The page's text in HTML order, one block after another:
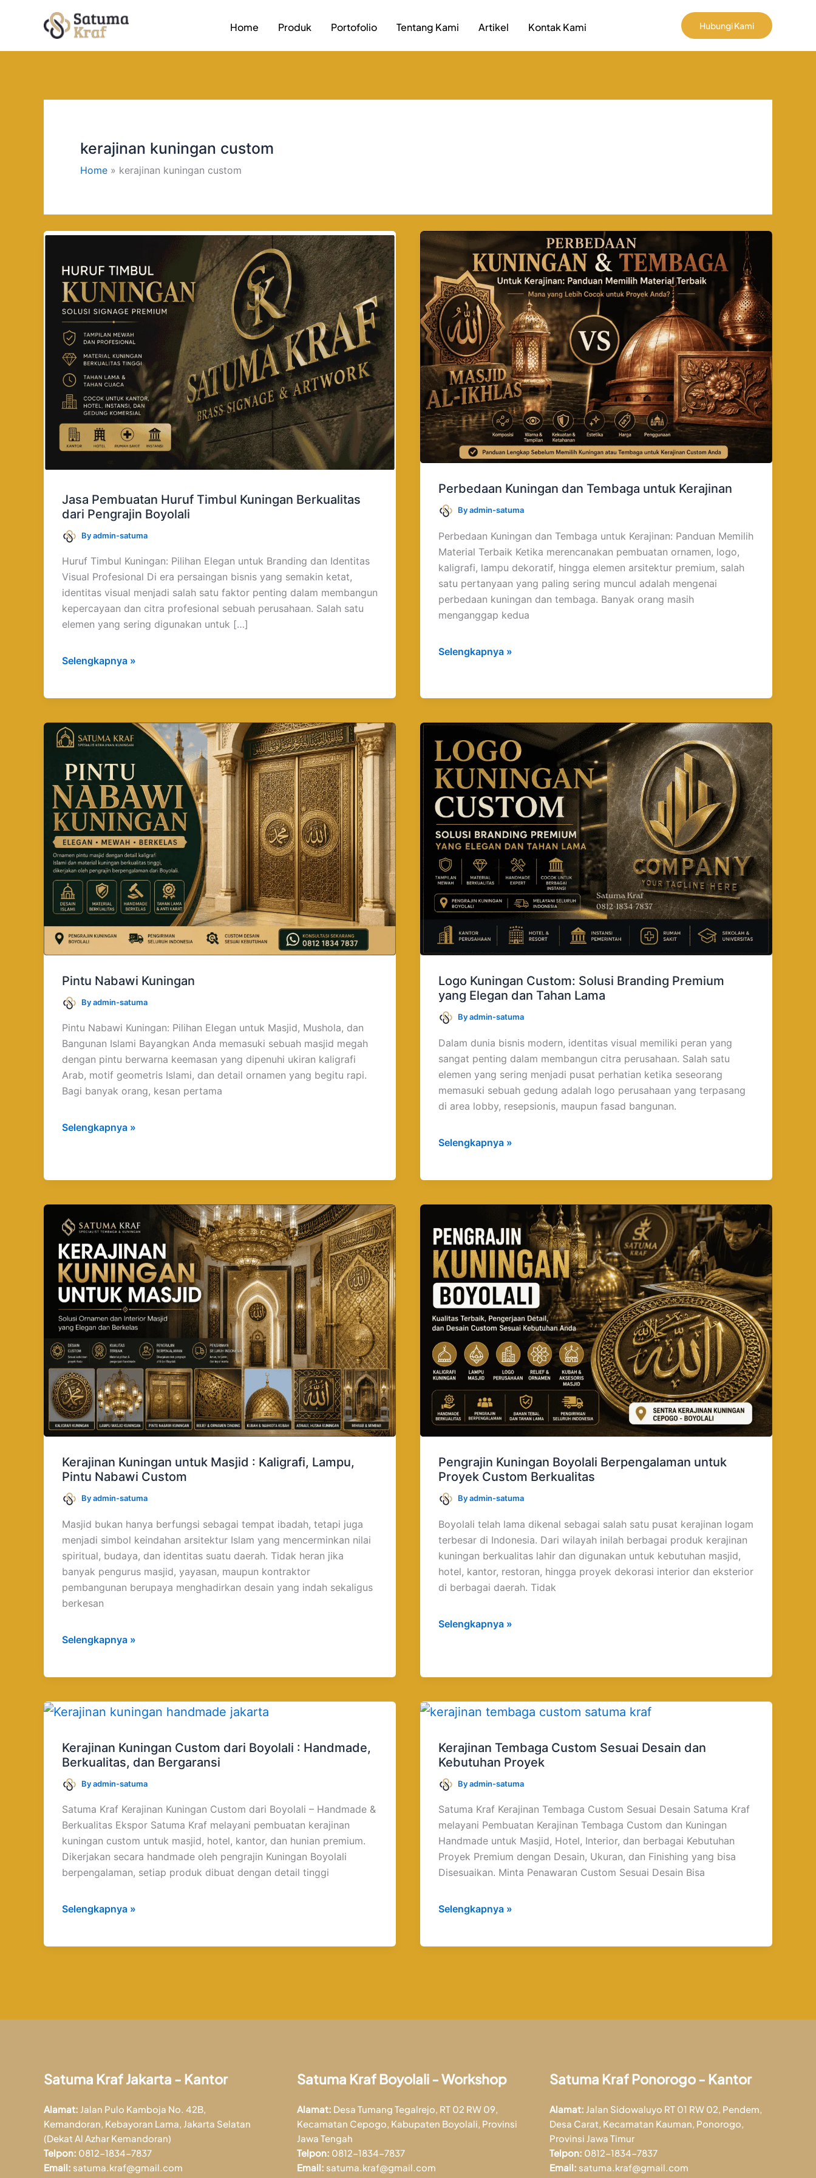
content
Home Produk Portofolio Tentang Kami Artikel Kontak Kami Hubungi Kami
kerajinan kuningan custom
Home kerajinan kuningan custom
Jasa Pembuatan Huruf Timbul Kuningan Berkualitas
dari Pengrajin Boyolali
Byadmin-satuma
Huruf Timbul Kuningan: Pilihan Elegan untuk Branding dan Identitas
Visual Profesional Di era persaingan bisnis yang semakin ketat,
identitas visual menjadi salah satu faktor penting dalam membangun
kepercayaan dan citra profesional sebuah perusahaan. Salah satu
elemen yang sering digunakan untuk […]
Jasa
Huruf
Timbul
Kuningan
Berkualitas
dari
Pengrajin
Boyolali
Selengkapnya »
Perbedaan Kuningan dan Tembaga untuk Kerajinan
Byadmin-satuma
Perbedaan Kuningan dan Tembaga untuk Kerajinan: Panduan Memilih
Material Terbaik Ketika merencanakan pembuatan ornamen, logo,
kaligrafi, lampu dekoratif, hingga elemen arsitektur premium, salah
satu pertanyaan yang paling sering muncul adalah mengenai
perbedaan kuningan dan tembaga. Banyak orang masih
menganggap kedua
Perbedaan
Kuningan
dan
Tembaga
untuk
Kerajinan
Selengkapnya »
Pintu Nabawi Kuningan
Byadmin-satuma
Pintu Nabawi Kuningan: Pilihan Elegan untuk Masjid, Mushola, dan
Bangunan Islami Bayangkan Anda memasuki sebuah masjid megah
dengan pintu berwarna keemasan yang dipenuhi ukiran kaligrafi
Arab, motif geometris Islami, dan detail ornamen yang begitu rapi.
Bagi banyak orang, kesan pertama
Pintu
Nabawi
Kuningan
Selengkapnya »
Logo Kuningan Custom: Solusi Branding Premium
yang Elegan dan Tahan Lama
Byadmin-satuma
Dalam dunia bisnis modern, identitas visual memiliki peran yang
sangat penting dalam membangun citra perusahaan. Salah satu
elemen yang sering menjadi pusat perhatian ketika seseorang
memasuki sebuah gedung adalah logo perusahaan yang terpasang
di area lobby, resepsionis, maupun fasad bangunan.
Kuningan
Custom:
Solusi
Branding
Premium
yang
Elegan
dan
Tahan
Lama
Selengkapnya »
Kerajinan Kuningan untuk Masjid : Kaligrafi, Lampu,
Pintu Nabawi Custom
Byadmin-satuma
Masjid bukan hanya berfungsi sebagai tempat ibadah, tetapi juga
menjadi simbol keindahan arsitektur Islam yang mencerminkan nilai
spiritual, budaya, dan identitas suatu daerah. Tidak heran jika
banyak pengurus masjid, yayasan, maupun kontraktor
pembangunan berupaya menghadirkan desain yang indah sekaligus
berkesan
Kuningan
untuk
Masjid
:
Kaligrafi,
Lampu,
Pintu
Custom
Selengkapnya »
Pengrajin Kuningan Boyolali Berpengalaman untuk
Proyek Custom Berkualitas
Byadmin-satuma
Boyolali telah lama dikenal sebagai salah satu pusat kerajinan logam
terbesar di Indonesia. Dari wilayah inilah berbagai produk kerajinan
kuningan berkualitas lahir dan digunakan untuk kebutuhan masjid,
hotel, kantor, restoran, hingga proyek dekorasi interior dan eksterior
di berbagai daerah. Tidak
Kuningan
Boyolali
Berpengalaman
untuk
Proyek
Custom
Berkualitas
Selengkapnya »
Kerajinan Kuningan Custom dari Boyolali : Handmade,
Berkualitas, dan Bergaransi
Byadmin-satuma
Satuma Kraf Kerajinan Kuningan Custom dari Boyolali – Handmade &
Berkualitas Ekspor Satuma Kraf melayani pembuatan kerajinan
kuningan custom untuk masjid, hotel, kantor, dan hunian premium.
Dikerjakan secara handmade oleh pengrajin Kuningan Boyolali
berpengalaman, setiap produk dibuat dengan detail tinggi
Kerajinan
Custom
dari
:
Handmade,
Berkualitas,
dan
Bergaransi
Selengkapnya »
Kerajinan Tembaga Custom Sesuai Desain dan
Kebutuhan Proyek
Byadmin-satuma
Satuma Kraf Kerajinan Tembaga Custom Sesuai Desain Satuma Kraf
melayani Pembuatan Kerajinan Tembaga Custom dan Kuningan
Handmade untuk Masjid, Hotel, Interior, dan berbagai Kebutuhan
Proyek Premium dengan Desain, Ukuran, dan Finishing yang bisa
Disesuaikan. Minta Penawaran Custom Sesuai Desain Bisa
Kerajinan
Custom
Sesuai
dan
Kebutuhan
Proyek
Selengkapnya »
Satuma Kraf Jakarta - Kantor
Alamat: Jalan Pulo Kamboja No. 42B,
Kemandoran, Kebayoran Lama, Jakarta Selatan
(Dekat Al Azhar Kemandoran)
Telpon: 0812-1834-7837
Email: satuma.kraf@gmail.com
Satuma Kraf Boyolali - Workshop
Alamat: Desa Tumang Tegalrejo, RT 02 RW 09,
Kecamatan Cepogo, Kabupaten Boyolali, Provinsi
Jawa Tengah
Telpon: 0812-1834-7837
Email: satuma.kraf@gmail.com
Satuma Kraf Ponorogo - Kantor
Alamat: Jalan Sidowaluyo RT 01 RW 02, Pendem,
Desa Carat, Kecamatan Kauman, Ponorogo,
Provinsi Jawa Timur
Telpon: 0812-1834-7837
Email: satuma.kraf@gmail.com